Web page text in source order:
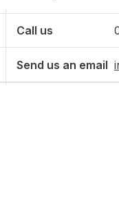
Call us
Send us an email